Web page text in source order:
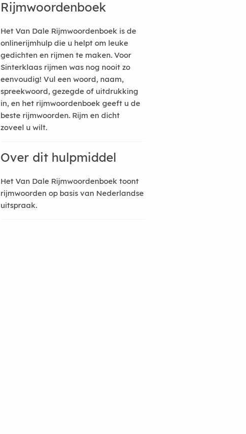
Rijmwoordenboek
Het Van Dale Rijmwoordenboek is de
onlinerijmhulp die u helpt om leuke
gedichten en rijmen te maken. Voor
Sinterklaas rijmen was nog nooit zo
eenvoudig! Vul een woord, naam,
spreekwoord, gezegde of uitdrukking
in, en het rijmwoordenboek geeft u de
beste rijmwoorden. Rijm en dicht
zoveel u wilt.
Over dit hulpmiddel
Het Van Dale Rijmwoordenboek toont
rijmwoorden op basis van Nederlandse
uitspraak.